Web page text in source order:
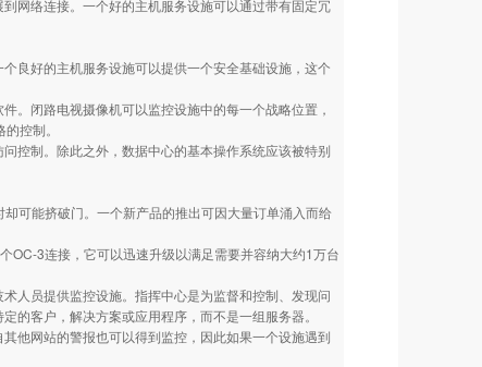
网络连接。一个好的主机服务设施可以通过带有固定冗
好的主机服务设施可以提供一个安全基础设施，这个
闭路电视摄像机可以监控设施中的每一个战略位置，
控制。
制。除此之外，数据中心的基本操作系统应该被特别
可能挤破门。一个新产品的推出可因大量订单涌入而给
3连接，它可以迅速升级以满足需要并容纳大约1万台
员提供监控设施。指挥中心是为监督和控制、发现问
的客户，解决方案或应用程序，而不是一组服务器。
网站的警报也可以得到监控，因此如果一个设施遇到